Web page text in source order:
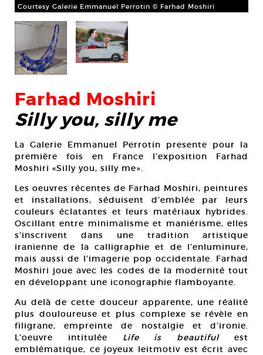
Courtesy Galerie Emmanuel Perrotin © Farhad Moshiri
Farhad Moshiri
Silly you, silly me
La Galerie Emmanuel Perrotin presente pour la
première fois en France l’exposition Farhad
Moshiri «Silly you, silly me».
Les oeuvres récentes de Farhad Moshiri, peintures
et installations, séduisent d’emblée par leurs
couleurs éclatantes et leurs matériaux hybrides.
Oscillant entre minimalisme et maniérisme, elles
s’inscrivent dans une tradition artistique
iranienne de la calligraphie et de l’enluminure,
mais aussi de l’imagerie pop occidentale. Farhad
Moshiri joue avec les codes de la modernité tout
en développant une iconographie flamboyante.
Au delà de cette douceur apparente, une réalité
plus douloureuse et plus complexe se révèle en
filigrane, empreinte de nostalgie et d’ironie.
L’oeuvre intitulée Life is beautifulest
emblématique, ce joyeux leitmotiv est écrit avec